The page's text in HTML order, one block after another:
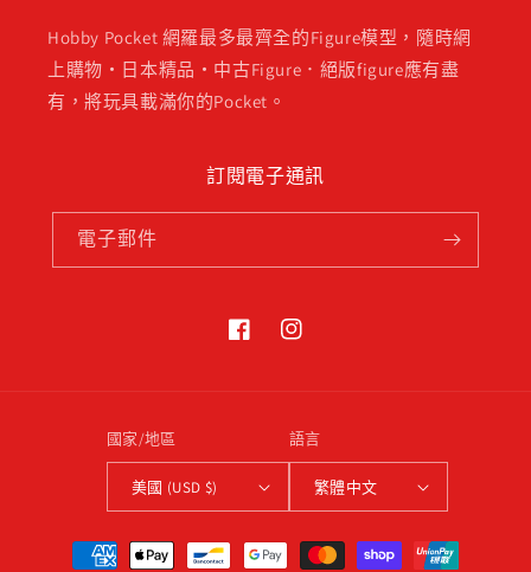
Hobby Pocket 網羅最多最齊全的Figure模型，隨時網
上購物・日本精品・中古Figure．絕版figure應有盡
有，將玩具載滿你的Pocket。
訂閱電子通訊
電子郵件
FacebookInstagram
國家/地區
美國 (USD $)
語言
繁體中文